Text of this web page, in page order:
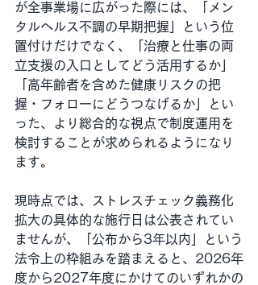
が全事業場に広がった際には、「メン
タルヘルス不調の早期把握」という位
置付けだけでなく、「治療と仕事の両
立支援の入口としてどう活用するか」
「高年齢者を含めた健康リスクの把
握・フォローにどうつなげるか」とい
った、より総合的な視点で制度運用を
検討することが求められるようになり
ます。
現時点では、ストレスチェック義務化
拡大の具体的な施行日は公表されてい
ませんが、「公布から3年以内」という
法令上の枠組みを踏まえると、2026年
度から2027年度にかけてのいずれかの